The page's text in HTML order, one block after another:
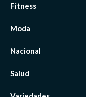
Fitness
Moda
Nacional
Salud